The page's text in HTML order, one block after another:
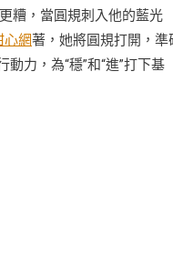
糟，當圓規刺入他的藍光
心網著，她將圓規打開，準
力，為“穩”和“進”打下基